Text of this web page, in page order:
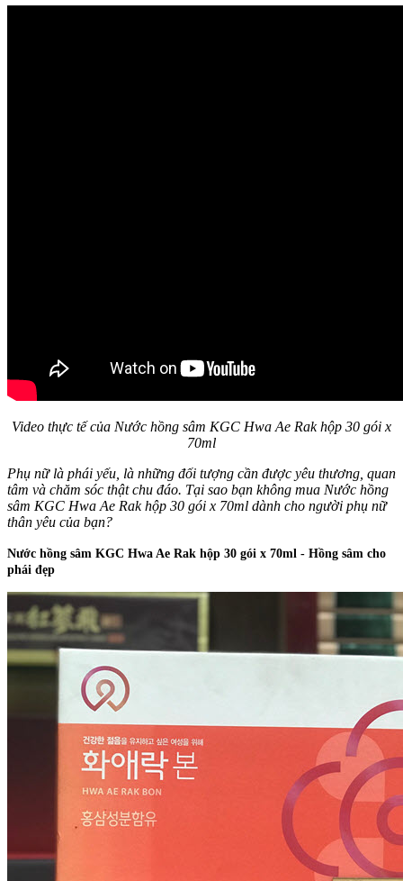
Video thực tế của Nước hồng sâm KGC Hwa Ae Rak hộp 30 gói x
70ml
Phụ nữ là phái yếu, là những đối tượng cần được yêu thương, quan
tâm và chăm sóc thật chu đáo. Tại sao bạn không mua Nước hồng
sâm KGC Hwa Ae Rak hộp 30 gói x 70ml dành cho người phụ nữ
thân yêu của bạn?
Nước hồng sâm KGC Hwa Ae Rak hộp 30 gói x 70ml - Hồng sâm cho
phái đẹp